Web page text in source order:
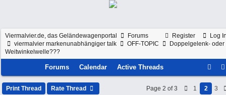
Register Log
Viermalvier.de, das Geländewagenportal
Forums
viermalvier markenunabhängiger talk
OFF-TOPIC
Doppelgelenk- oder
Weitwinkelwelle???
Forums Calendar Active Threads
Print Thread Rate Thread Page 2 of 3 1 2 3